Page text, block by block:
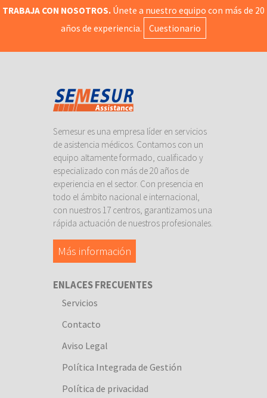
TRABAJA CON NOSOTROS. Únete a nuestro equipo con más de 20
años de experiencia.
Cuestionario
Semesur es una empresa líder en servicios
de asistencia médicos. Contamos con un
equipo altamente formado, cualificado y
especializado con más de 20 años de
experiencia en el sector. Con presencia en
todo el ámbito nacional e internacional,
con nuestros 17 centros, garantizamos una
rápida actuación de nuestros profesionales.
Más información
ENLACES FRECUENTES
Servicios
Contacto
Aviso Legal
Política Integrada de Gestión
Política de privacidad